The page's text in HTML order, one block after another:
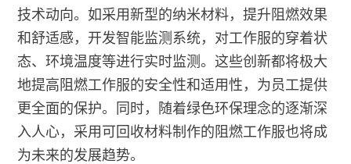
技术动向。如采用新型的纳米材料，提升阻燃效果
和舒适感，开发智能监测系统，对工作服的穿着状
态、环境温度等进行实时监测。这些创新都将极大
地提高阻燃工作服的安全性和适用性，为员工提供
更全面的保护。同时，随着绿色环保理念的逐渐深
入人心，采用可回收材料制作的阻燃工作服也将成
为未来的发展趋势。